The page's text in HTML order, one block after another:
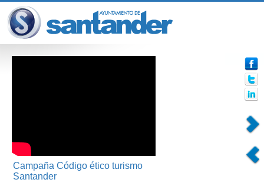
Campaña Código ético turismo
Santander